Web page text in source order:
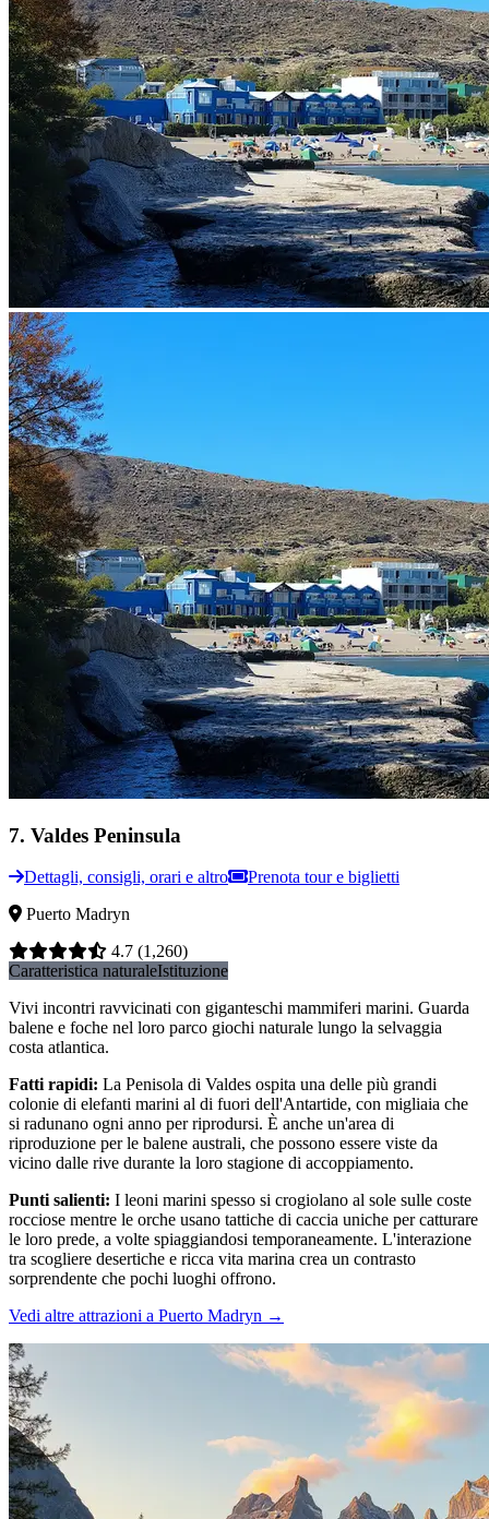
7. Valdes Peninsula
Dettagli, consigli, orari e altro
Prenota tour e biglietti
Puerto Madryn
4.7 (1,260)
Caratteristica naturaleIstituzione
Vivi incontri ravvicinati con giganteschi mammiferi marini. Guarda
balene e foche nel loro parco giochi naturale lungo la selvaggia
costa atlantica.
Fatti rapidi: La Penisola di Valdes ospita una delle più grandi
colonie di elefanti marini al di fuori dell'Antartide, con migliaia che
si radunano ogni anno per riprodursi. È anche un'area di
riproduzione per le balene australi, che possono essere viste da
vicino dalle rive durante la loro stagione di accoppiamento.
Punti salienti: I leoni marini spesso si crogiolano al sole sulle coste
rocciose mentre le orche usano tattiche di caccia uniche per catturare
le loro prede, a volte spiaggiandosi temporaneamente. L'interazione
tra scogliere desertiche e ricca vita marina crea un contrasto
sorprendente che pochi luoghi offrono.
Vedi altre attrazioni a Puerto Madryn →